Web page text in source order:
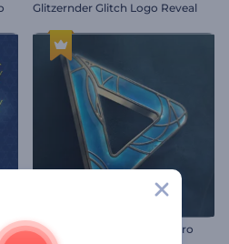
Glitzernder Glitch Logo Reveal
Modernes futuristisches Intro